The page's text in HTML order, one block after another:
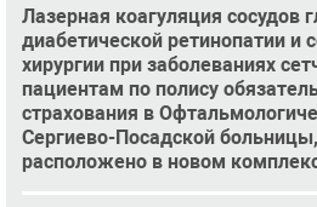
Лазерная коагуляция сосудов
диабетической ретинопатии
хирургии при заболеваниях
пациентам по полису
страхования в
Сергиево-Посадской
расположено в новом